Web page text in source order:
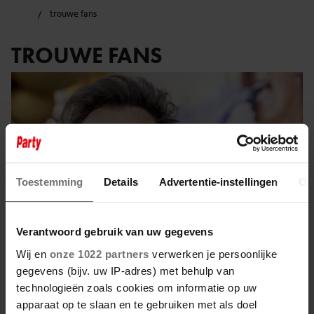
Toestemming Details Advertentie-instellingen
Verantwoord gebruik van uw gegevens
Wij en onze 1022 partners verwerken je persoonlijke
gegevens (bijv. uw IP-adres) met behulp van
technologieën zoals cookies om informatie op uw
apparaat op te slaan en te gebruiken met als doel
trouwe fans
TROUWE FANS
8 mei 2025